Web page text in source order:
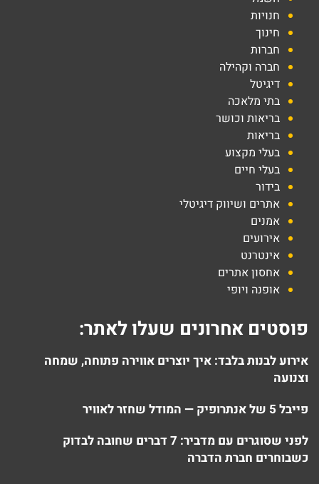
חנויות
חינוך
חברות
חברה וקהילה
דיגיטל
בתי מלאכה
בריאות וכושר
בריאות
בעלי מקצוע
בעלי חיים
בידור
אתרים ושיווק דיגיטלי
אמנים
אירועים
אינטרנט
אחסון אתרים
אופנה ויופי
פוסטים אחרונים שעלו לאתר:
אירוע לבנות בלבד: איך יוצרים אווירה פתוחה, שמחה
וצנועה
פייבל 5 של אנתרופיק — המודל שחזר לאוויר
לפני שסוגרים עם מדביר: 7 דברים שחובה לבדוק
כשבוחרים חברת הדברה